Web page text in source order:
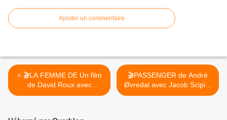
Ajouter un commentaire
< 🎬LA FEMME DE Un film
de David Roux avec
Mélanie Thierry, Éric
🎬PASSENGER de André
Øvredal avec Jacob Scipio,
Lou Llobell et Melissa Leo